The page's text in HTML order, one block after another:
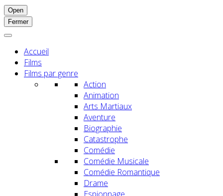
Open
Fermer
Accueil
Films
Films par genre
Action
Animation
Arts Martiaux
Aventure
Biographie
Catastrophe
Comédie
Comédie Musicale
Comédie Romantique
Drame